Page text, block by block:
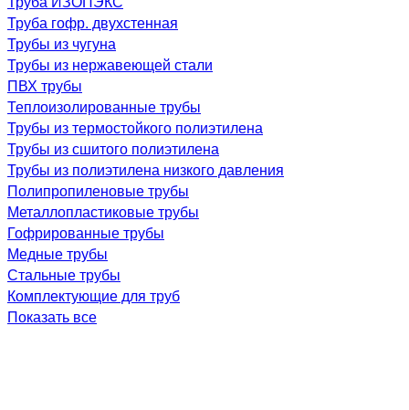
Труба гофр. двухстенная
Трубы из чугуна
Трубы из нержавеющей стали
ПВХ трубы
Теплоизолированные трубы
Трубы из термостойкого полиэтилена
Трубы из сшитого полиэтилена
Трубы из полиэтилена низкого давления
Полипропиленовые трубы
Металлопластиковые трубы
Гофрированные трубы
Медные трубы
Стальные трубы
Комплектующие для труб
Показать все